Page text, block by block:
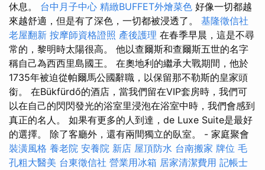
休息。 台中月子中心 精緻BUFFET外燴菜色 好像一切都越
來越舒適，但是有了深色，一切都被浸透了。 基隆徵信社
老屋翻新 按摩師資格證照 產後護理 在春季早晨，這是不尋
常的，黎明時太陽很高。 他以查爾斯和查爾斯五世的名字
稱自己為西西里島國王。 在奧地利的繼承大戰期間，他於
1735年被迫從帕爾馬公國辭職，以保留那不勒斯的皇家頭
銜。 在Bükfürdő的酒店，當我們留在VIP套房時，我們可
以在自己的閃閃發光的浴室里浸泡在浴室中時，我們會感到
真正的名人。 如果有更多的人到達，de Luxe Suite是最好
的選擇。 除了客廳外，還有兩間獨立的臥室。 - 家庭聚會
裝潢風格 養老院 安養院 新店 屋頂防水 台南搬家 牌位 毛
孔粗大醫美 台東徵信社 營業用冰箱 居家清潔費用 記帳士